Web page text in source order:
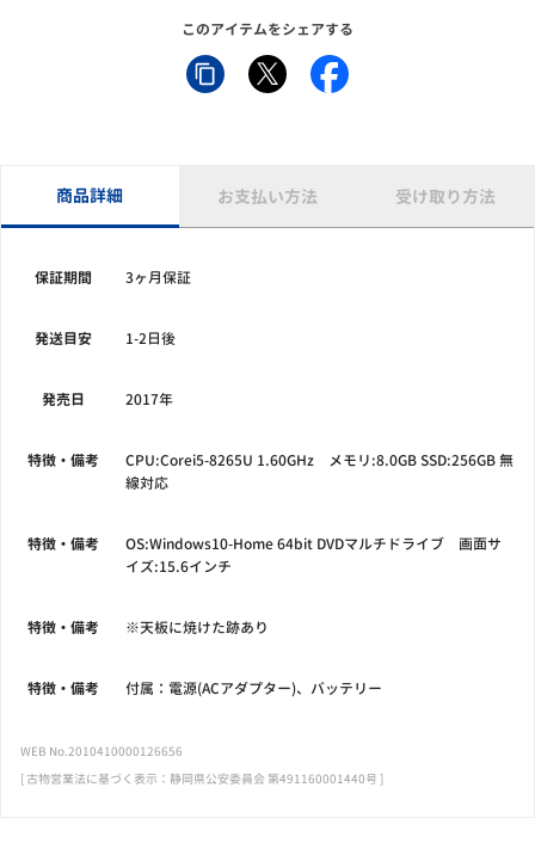
このアイテムをシェアする
商品詳細 お支払い方法 受け取り方法
保証期間 3ヶ月保証
発送目安 1-2日後
発売日 2017年
特徴・備考
CPU:Corei5-8265U 1.60GHz メモリ:8.0GB SSD:256GB 無
線対応
特徴・備考
OS:Windows10-Home 64bit DVDマルチドライブ 画面サ
イズ:15.6インチ
特徴・備考 ※天板に焼けた跡あり
特徴・備考 付属：電源(ACアダプター)、バッテリー
WEB No.2010410000126656
[ 古物営業法に基づく表示：静岡県公安委員会 第491160001440号 ]